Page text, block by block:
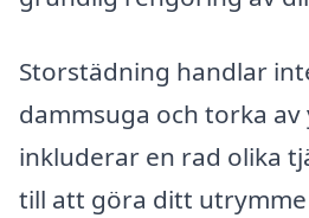
Storstädning handlar
dammsuga och torka
inkluderar en rad olika
till att göra ditt